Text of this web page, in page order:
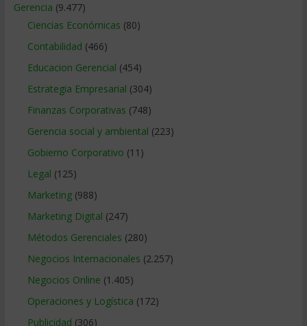
Gerencia (9.477)
Ciencias Económicas (80)
Contabilidad (466)
Educacion Gerencial (454)
Estrategia Empresarial (304)
Finanzas Corporativas (748)
Gerencia social y ambiental (223)
Gobierno Corporativo (11)
Legal (125)
Marketing(988)
Marketing Digital (247)
Métodos Gerenciales (280)
Negocios Internacionales (2.257)
Negocios Online (1.405)
Operaciones y Logística (172)
Publicidad (306)